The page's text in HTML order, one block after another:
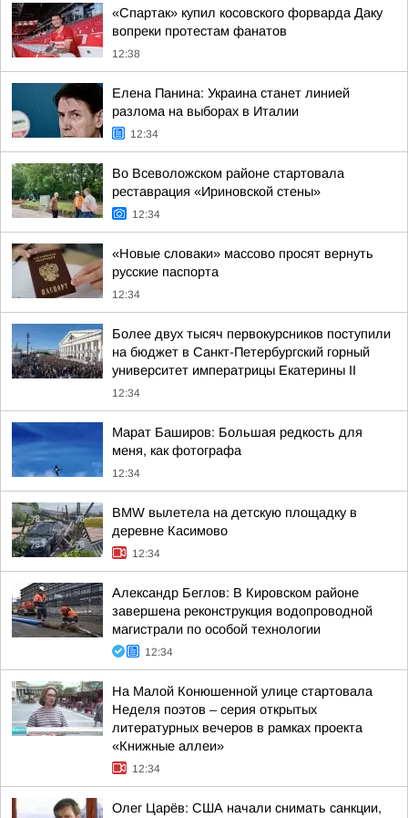
«Спартак» купил косовского форварда Даку
вопреки протестам фанатов
12:38
Елена Панина: Украина станет линией
разлома на выборах в Италии
12:34
Во Всеволожском районе стартовала
реставрация «Ириновской стены»
12:34
«Новые словаки» массово просят вернуть
русские паспорта
12:34
Более двух тысяч первокурсников поступили
на бюджет в Санкт-Петербургский горный
университет императрицы Екатерины II
12:34
Марат Баширов: Большая редкость для
меня, как фотографа
12:34
BMW вылетела на детскую площадку в
деревне Касимово
12:34
Александр Беглов: В Кировском районе
завершена реконструкция водопроводной
магистрали по особой технологии
12:34
На Малой Конюшенной улице стартовала
Неделя поэтов – серия открытых
литературных вечеров в рамках проекта
«Книжные аллеи»
12:34
Олег Царёв: США начали снимать санкции,